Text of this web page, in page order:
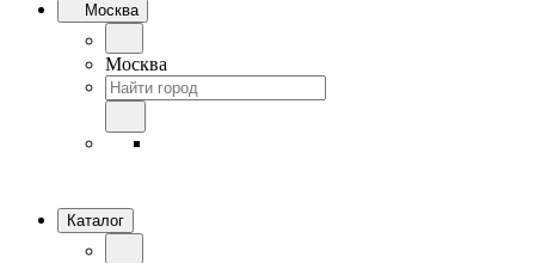
Москва
Москва
Каталог